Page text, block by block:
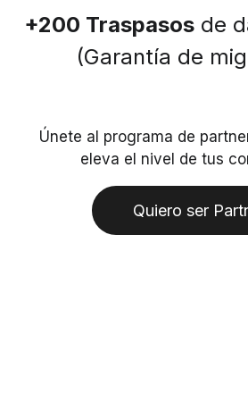
+200 Traspasosde
(Garantía de
Únete al programa de
eleva el nivel de tus
Quiero ser